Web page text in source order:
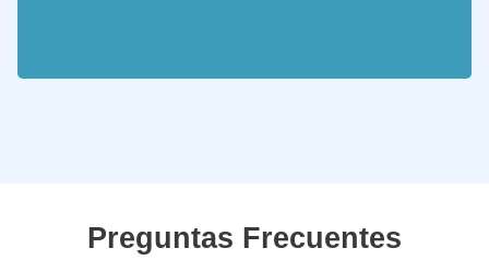
Preguntas Frecuentes